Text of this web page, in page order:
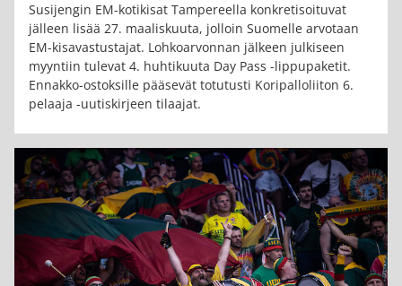
Susijengin EM-kotikisat Tampereella konkretisoituvat
jälleen lisää 27. maaliskuuta, jolloin Suomelle arvotaan
EM-kisavastustajat. Lohkoarvonnan jälkeen julkiseen
myyntiin tulevat 4. huhtikuuta Day Pass -lippupaketit.
Ennakko-ostoksille pääsevät totutusti Koripalloliiton 6.
pelaaja -uutiskirjeen tilaajat.